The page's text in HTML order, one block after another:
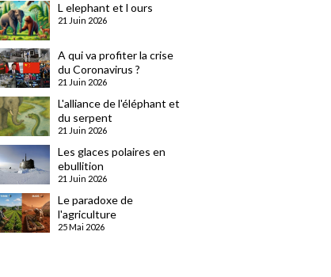
L elephant et l ours
21 Juin 2026
A qui va profiter la crise
du Coronavirus ?
21 Juin 2026
L'alliance de l'éléphant et
du serpent
21 Juin 2026
Les glaces polaires en
ebullition
21 Juin 2026
Le paradoxe de
l'agriculture
25 Mai 2026